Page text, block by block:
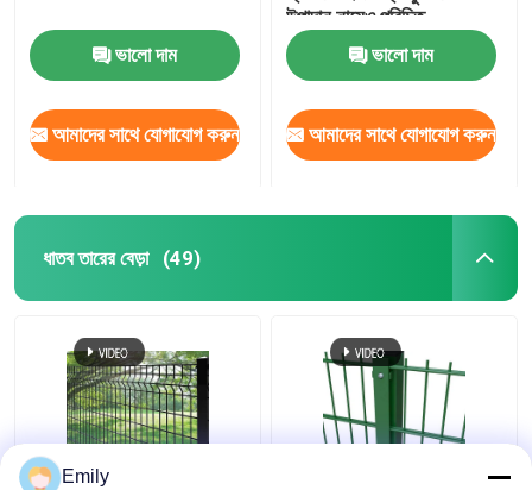
ভালো দাম
আমাদের সাথে যোগাযোগ করুন
উপাদান নামেও পরিচিত
ভালো দাম
আমাদের সাথে যোগাযোগ করুন
ধাতব তারের বেড়া (49)
Emily